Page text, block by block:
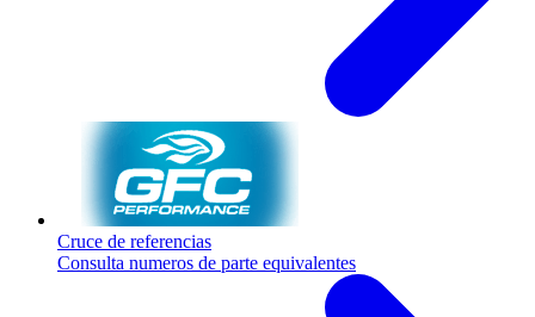
Cruce de referencias
Consulta numeros de parte equivalentes